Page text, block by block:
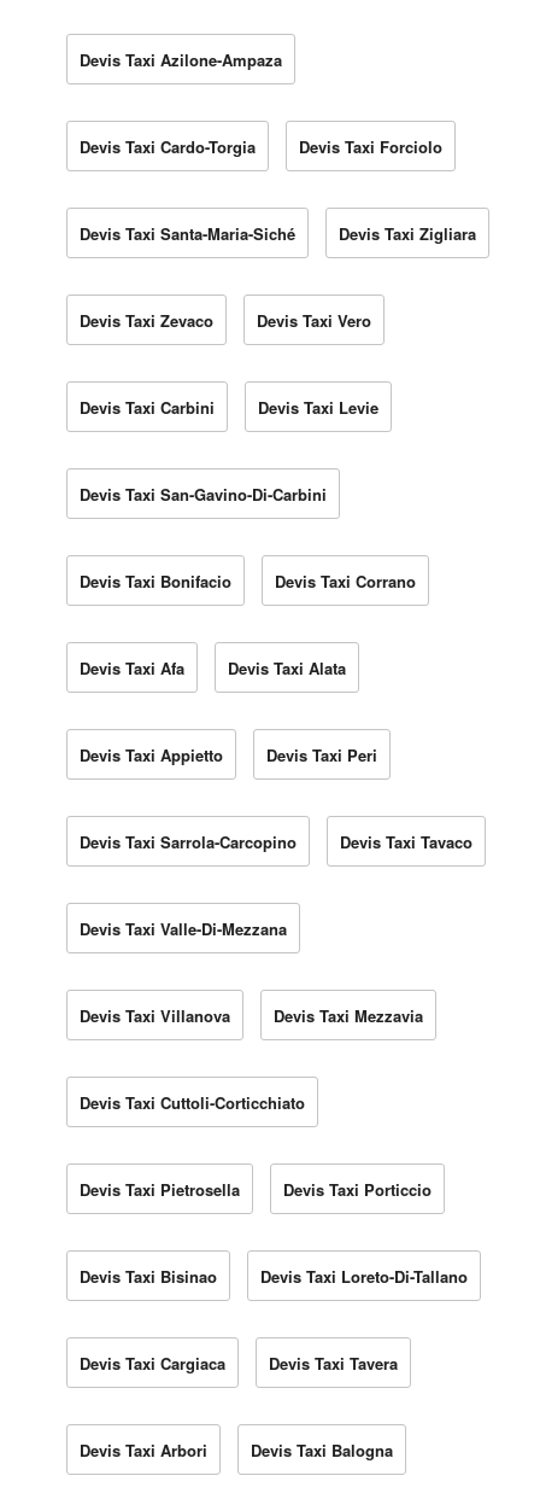
Devis Taxi Azilone-Ampaza
Devis Taxi Cardo-Torgia Devis Taxi Forciolo
Devis Taxi Santa-Maria-Siché Devis Taxi Zigliara
Devis Taxi Zevaco Devis Taxi Vero
Devis Taxi Carbini Devis Taxi Levie
Devis Taxi San-Gavino-Di-Carbini
Devis Taxi Bonifacio Devis Taxi Corrano
Devis Taxi Afa Devis Taxi Alata
Devis Taxi Appietto Devis Taxi Peri
Devis Taxi Sarrola-Carcopino Devis Taxi Tavaco
Devis Taxi Valle-Di-Mezzana
Devis Taxi Villanova Devis Taxi Mezzavia
Devis Taxi Cuttoli-Corticchiato
Devis Taxi Pietrosella Devis Taxi Porticcio
Devis Taxi Bisinao Devis Taxi Loreto-Di-Tallano
Devis Taxi Cargiaca Devis Taxi Tavera
Devis Taxi Arbori Devis Taxi Balogna